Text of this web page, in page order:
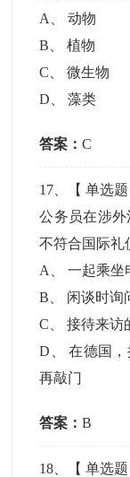
A
、动物
B 、植物
C 、微生物
D 、藻类
答案：C
17 、【单选题
公务员在涉
不符合国际礼
A
、一起乘坐
B
闲谈时询
C 、接待来访
D 、在德国
再敲门
答案：B
18 、【单选题